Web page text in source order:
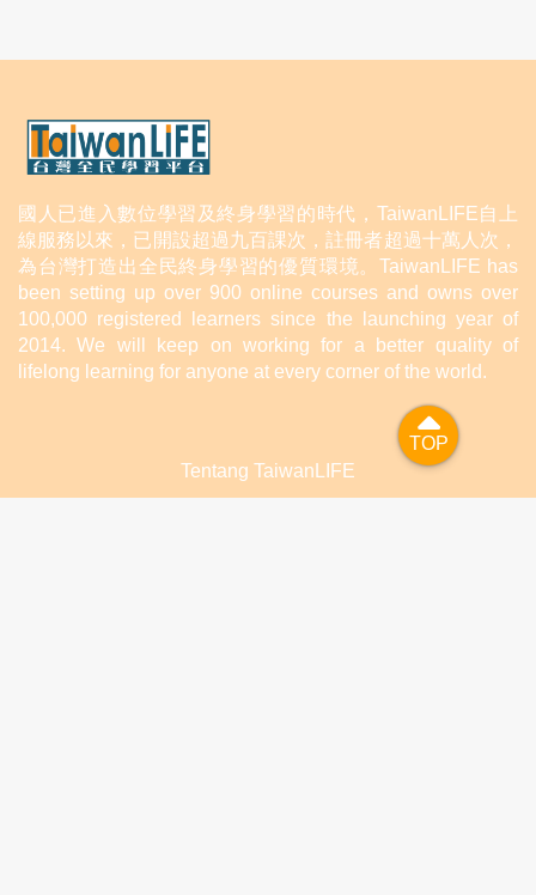
TOP
TOP
國人已進入數位學習及終身學習的時代，TaiwanLIFE自上
線服務以來，已開設超過九百課次，註冊者超過十萬人次，
為台灣打造出全民終身學習的優質環境。TaiwanLIFE has
been setting up over 900 online courses and owns over
100,000 registered learners since the launching year of
2014. We will keep on working for a better quality of
lifelong learning for anyone at every corner of the world.
Tentang TaiwanLIFE